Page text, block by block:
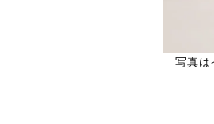
写真は